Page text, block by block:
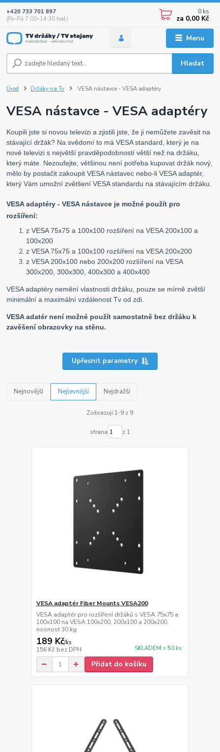
Menu
Hledat
+420 733 701 897
(Po–Pá 7:00–14:30 hod.)
0 ks
za 0,00 Kč
Úvod Držáky na Tv VESA nástavce - VESA adaptéry
VESA nástavce - VESA adaptéry
Koupili jste si novou televizi a zjistili jste, že ji nemůžete zavěsit na
stávající držák? Na svědomí to má VESA standard, který je na
nové televizi s největší pravděpodobností větší než na držáku,
který máte. Nezoufejte, většinou není potřeba kupovat držák nový,
mělo by postačit zakoupit VESA nástavec nebo-li VESA adaptér,
který Vám umožní zvětšení VESA standardu na stávajícím držáku.
VESA adaptéry - VESA nástavce je možné použít pro
rozšíření:
z VESA 75x75 a 100x100 rozšíření na VESA 200x100 a
100x200
z VESA 75x75 a 100x100 rozšíření na VESA 200x200
z VESA 200x100 nebo 200x200 rozšíření na VESA
300x200, 300x300, 400x300 a 400x400
VESA adaptéry nemění vlastnosti držáku, pouze se mírně zvětší
minimální a maximální vzdálenost Tv od zdi.
VESA adatér není možné použít samostatně bez držáku k
zavěšení obrazovky na stěnu.
Upřesnit parametry
Nejnovější Nejlevnější Nejdražší
Zobrazuji 1-9 z 9
strana z 1
VESA adaptér Fiber Mounts VESA200
VESA adaptér pro rozšíření držáků s VESA 75x75 a
100x100 na VESA 100x200, 200x100 a 200x200,
nosnost 30 kg
189 Kč/ks
156 Kč bez DPH SKLADEM > 50 ks
Přidat do košíku